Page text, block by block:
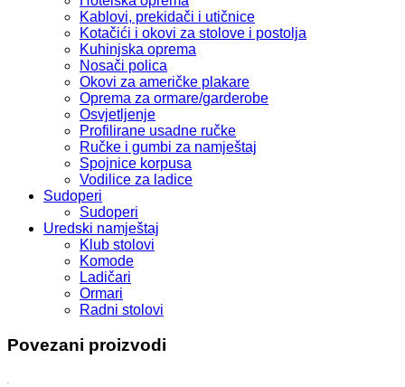
Kablovi, prekidači i utičnice
Kotačići i okovi za stolove i postolja
Kuhinjska oprema
Nosači polica
Okovi za američke plakare
Oprema za ormare/garderobe
Osvjetljenje
Profilirane usadne ručke
Ručke i gumbi za namještaj
Spojnice korpusa
Vodilice za ladice
Sudoperi
Sudoperi
Uredski namještaj
Klub stolovi
Komode
Ladičari
Ormari
Radni stolovi
Povezani proizvodi